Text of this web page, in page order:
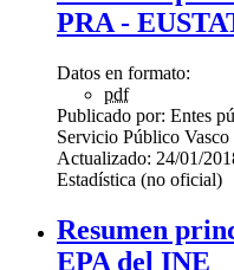
PRA -
Datos en formato:
pdf
Publicado por: Entes
Servicio Público
Actualizado: 24/01/
Estadística (no oficial)
Resumen
EPA del INE